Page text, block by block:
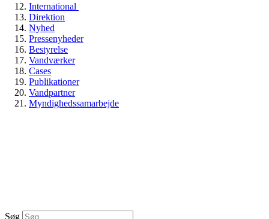
International
Direktion
Nyhed
Pressenyheder
Bestyrelse
Vandværker
Cases
Publikationer
Vandpartner
Myndighedssamarbejde
Søg